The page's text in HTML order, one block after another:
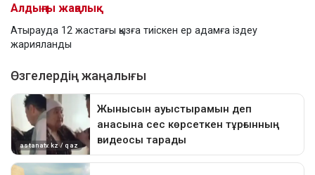
Алдыңғы жаңалық
Атырауда 12 жастағы қызға тиіскен ер адамға іздеу
жарияланды